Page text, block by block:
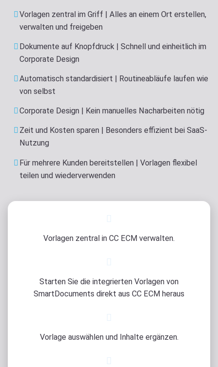
Vorlagen zentral im Griff | Alles an einem Ort erstellen,
verwalten und freigeben
Dokumente auf Knopfdruck | Schnell und einheitlich im
Corporate Design
Automatisch standardisiert | Routineabläufe laufen wie
von selbst
Corporate Design | Kein manuelles Nacharbeiten nötig
Zeit und Kosten sparen | Besonders effizient bei SaaS-
Nutzung
Für mehrere Kunden bereitstellen | Vorlagen flexibel
teilen und wiederverwenden
Vorlagen zentral in CC ECM verwalten.
Starten Sie die integrierten Vorlagen von
SmartDocuments direkt aus CC ECM heraus
Vorlage auswählen und Inhalte ergänzen.